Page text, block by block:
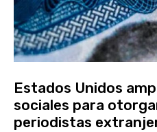
Estados Unidos
sociales para
periodistas